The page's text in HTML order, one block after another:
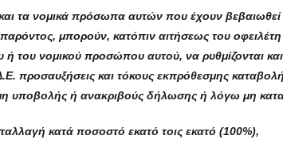
τα νομικά πρόσωπα αυτών που έχουν
μπορούν, κατόπιν αιτήσεως του
ή του νομικού προσώπου αυτού, να ρυθμίζονται
προσαυξήσεις και τόκους εκπρόθεσμης
υποβολής ή ανακριβούς δήλωσης ή λόγω μη
κατά ποσοστό εκατό τοις εκατό (100%),